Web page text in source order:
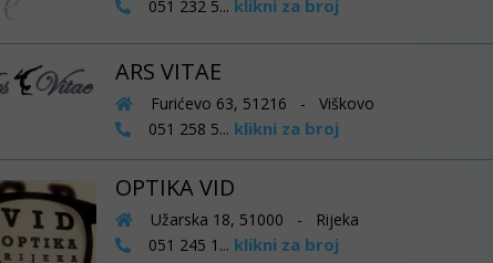
051 232 5... klikni za broj
ARS VITAE
Furićevo 63, 51216 - Viškovo
051 258 5... klikni za broj
OPTIKA VID
Užarska 18, 51000 - Rijeka
051 245 1... klikni za broj